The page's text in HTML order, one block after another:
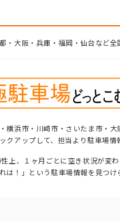
・大阪・兵庫・福岡・仙台など全
横浜市・川崎市・さいたま市・
クアップして、担当より駐車場
上、１ヶ月ごとに空き状況が変
は！」という駐車場情報を見つけ